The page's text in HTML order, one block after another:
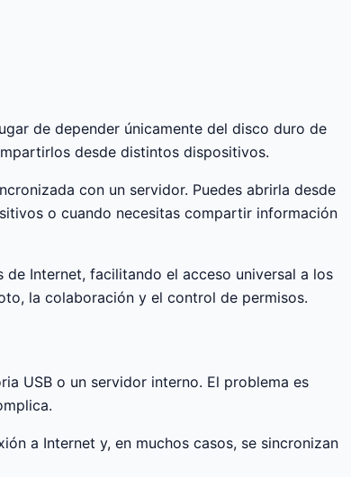
de depender únicamente del disco duro de
desde distintos dispositivos.
con un servidor. Puedes abrirla desde
o cuando necesitas compartir información
Internet, facilitando el acceso universal a los
la colaboración y el control de permisos.
USB o un servidor interno. El problema es
a Internet y, en muchos casos, se sincronizan